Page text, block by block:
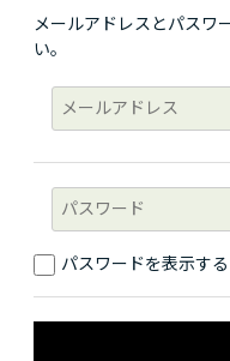
メールアドレスとパスワ
い。
パスワードを表示する